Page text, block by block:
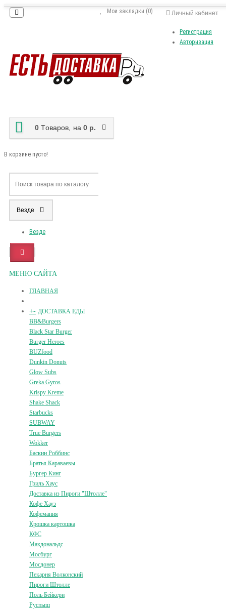
Личный кабинет
Регистрация
Авторизация
Мои закладки (0)
0 Tоваров, на 0 р.
В корзине пусто!
Везде
Везде
МЕНЮ САЙТА
ГЛАВНАЯ
+- ДОСТАВКА ЕДЫ
BB&Burgers
Black Star Burger
Burger Heroes
BUZfood
Dunkin Donuts
Glow Subs
Greka Gyros
Krispy Kreme
Shake Shack
Starbucks
SUBWAY
True Burgers
Wokker
Баскин Роббинс
Братья Караваевы
Бургер Кинг
Гриль Хаус
Доставка из Пироги "Штолле"
Кофе Хауз
Кофемания
Крошка картошка
КФС
Макдональдс
Мосбург
Мосдонер
Пекарня Волконский
Пироги Штолле
Поль Бейкери
Руспыш